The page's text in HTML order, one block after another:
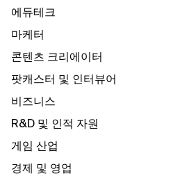
에듀테크
마케터
콘텐츠 크리에이터
팟캐스터 및 인터뷰어
비즈니스
R&D 및 인적 자원
게임 산업
경제 및 영업